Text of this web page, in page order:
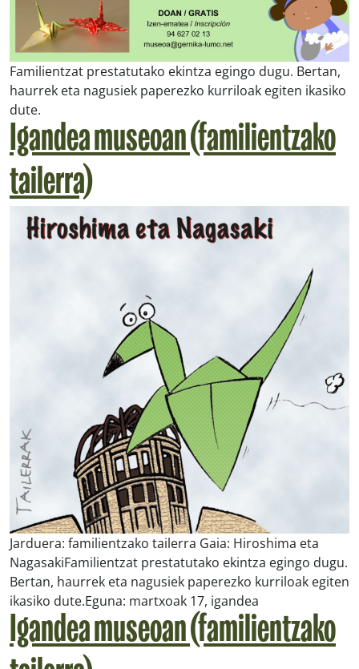
Familientzat prestatutako ekintza egingo dugu. Bertan,
haurrek eta nagusiek paperezko kurriloak egiten ikasiko
dute.
Igandea museoan (familientzako
tailerra)
Jarduera: familientzako tailerra Gaia: Hiroshima eta
NagasakiFamilientzat prestatutako ekintza egingo dugu.
Bertan, haurrek eta nagusiek paperezko kurriloak egiten
ikasiko dute.Eguna: martxoak 17, igandea
Igandea museoan (familientzako